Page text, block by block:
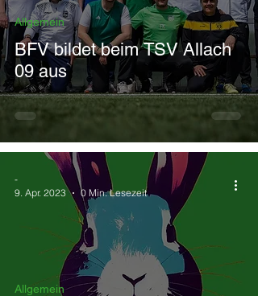
BFV bildet beim TSV Allach
09 aus
Allgemein
Allgemein
-
9. Apr. 2023
0 Min. Lesezeit